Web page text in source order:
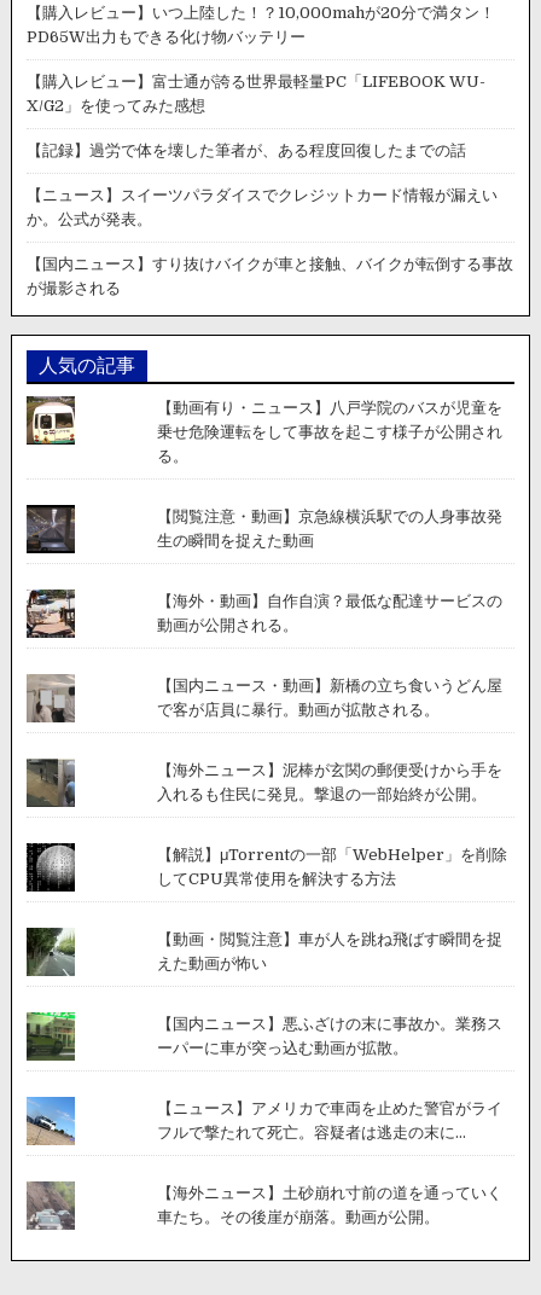
【購入レビュー】いつ上陸した！？10,000mahが20分で満タン！
PD65W出力もできる化け物バッテリー
【購入レビュー】富士通が誇る世界最軽量PC「LIFEBOOK WU-
X/G2」を使ってみた感想
【記録】過労で体を壊した筆者が、ある程度回復したまでの話
【ニュース】スイーツパラダイスでクレジットカード情報が漏えい
か。公式が発表。
【国内ニュース】すり抜けバイクが車と接触、バイクが転倒する事故
が撮影される
人気の記事
【動画有り・ニュース】八戸学院のバスが児童を
乗せ危険運転をして事故を起こす様子が公開され
る。
【閲覧注意・動画】京急線横浜駅での人身事故発
生の瞬間を捉えた動画
【海外・動画】自作自演？最低な配達サービスの
動画が公開される。
【国内ニュース・動画】新橋の立ち食いうどん屋
で客が店員に暴行。動画が拡散される。
【海外ニュース】泥棒が玄関の郵便受けから手を
入れるも住民に発見。撃退の一部始終が公開。
【解説】μTorrentの一部「WebHelper」を削除
してCPU異常使用を解決する方法
【動画・閲覧注意】車が人を跳ね飛ばす瞬間を捉
えた動画が怖い
【国内ニュース】悪ふざけの末に事故か。業務ス
ーパーに車が突っ込む動画が拡散。
【ニュース】アメリカで車両を止めた警官がライ
フルで撃たれて死亡。容疑者は逃走の末に...
【海外ニュース】土砂崩れ寸前の道を通っていく
車たち。その後崖が崩落。動画が公開。